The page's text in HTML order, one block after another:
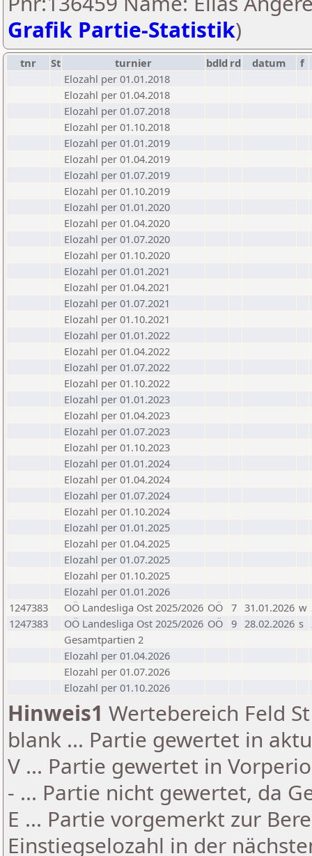
Grafik Partie-Statistik)
tnr St turnier bdld rd datum
f
Elozahl per 01.01.2018
Elozahl per 01.04.2018
Elozahl per 01.07.2018
Elozahl per 01.10.2018
Elozahl per 01.01.2019
Elozahl per 01.04.2019
Elozahl per 01.07.2019
Elozahl per 01.10.2019
Elozahl per 01.01.2020
Elozahl per 01.04.2020
Elozahl per 01.07.2020
Elozahl per 01.10.2020
Elozahl per 01.01.2021
Elozahl per 01.04.2021
Elozahl per 01.07.2021
Elozahl per 01.10.2021
Elozahl per 01.01.2022
Elozahl per 01.04.2022
Elozahl per 01.07.2022
Elozahl per 01.10.2022
Elozahl per 01.01.2023
Elozahl per 01.04.2023
Elozahl per 01.07.2023
Elozahl per 01.10.2023
Elozahl per 01.01.2024
Elozahl per 01.04.2024
Elozahl per 01.07.2024
Elozahl per 01.10.2024
Elozahl per 01.01.2025
Elozahl per 01.04.2025
Elozahl per 01.07.2025
Elozahl per 01.10.2025
Elozahl per 01.01.2026
1247383
OÖ Landesliga Ost 2025/2026 OÖ 7 31.01.2026 w
1247383
OÖ Landesliga Ost 2025/2026 OÖ 9 28.02.2026 s
Gesamtpartien 2
Elozahl per 01.04.2026
Elozahl per 01.07.2026
Elozahl per 01.10.2026
Hinweis1 Wertebereich Feld
blank ... Partie gewertet in
V ... Partie gewertet in
- ... Partie nicht gewertet, da
E ... Partie vorgemerkt zur
Einstiegselozahl in der